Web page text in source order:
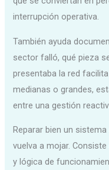
interrupción operativa.
También ayuda
sector falló, qué pieza
presentaba la red
medianas o grandes,
entre una gestión
Reparar bien un
vuelva a mojar.
y lógica de